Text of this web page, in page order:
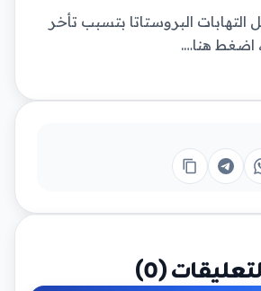
البروستاتا بتسبب تأخر
، اضغط هنا….
(
0
)